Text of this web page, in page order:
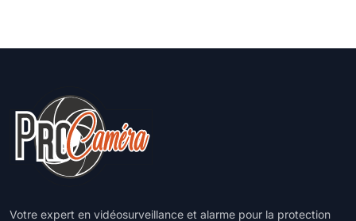
Votre expert en vidéosurveillance et alarme pour la protection